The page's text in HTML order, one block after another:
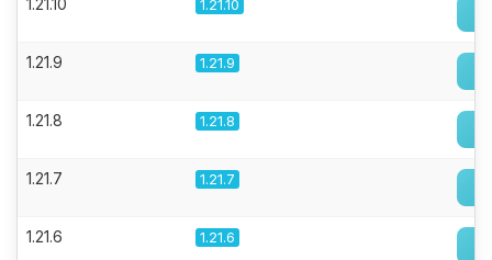
1.21.10 1.21.10
1.21.9 1.21.9
1.21.8 1.21.8
1.21.7 1.21.7
1.21.6 1.21.6